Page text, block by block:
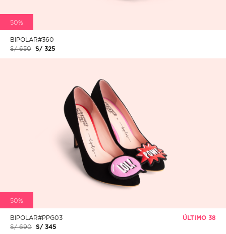
50%
BIPOLAR#360
S/ 650
S/ 325
50%
BIPOLAR#PPG03
S/ 690
S/ 345
ÚLTIMO 38